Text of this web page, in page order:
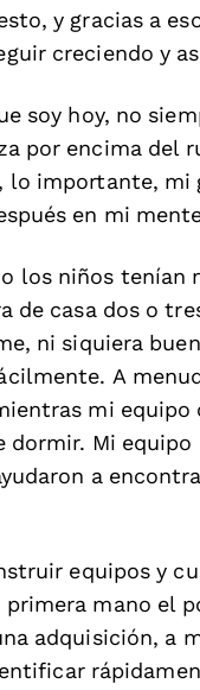
y gracias a
creciendo y
soy hoy, no
por encima del
importante, mi
en mi
los niños tenían
casa dos o
ni siquiera
A
mi equipo
Mi
a
equipos y
mano el
adquisición, a